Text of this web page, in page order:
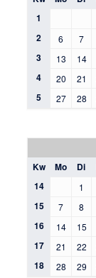
1
2 6 7
3 13 14
4 20 21
5 27 28
Kw
Mo Di
14
1
15 7 8
16 14 15
17 21 22
18 28 29